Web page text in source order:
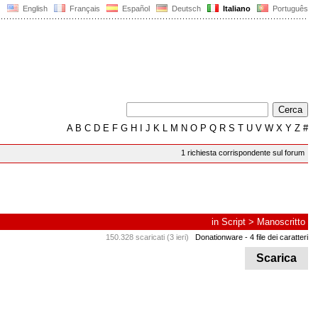
English Français Español Deutsch Italiano Português
AB C D E F G H J K L M N O P Q R S T U V W X Y Z #
1 richiesta corrispondente sul forum
in Script > Manoscritto
150.328 scaricati (3 ieri) Donationware - 4 file dei caratteri
Scarica